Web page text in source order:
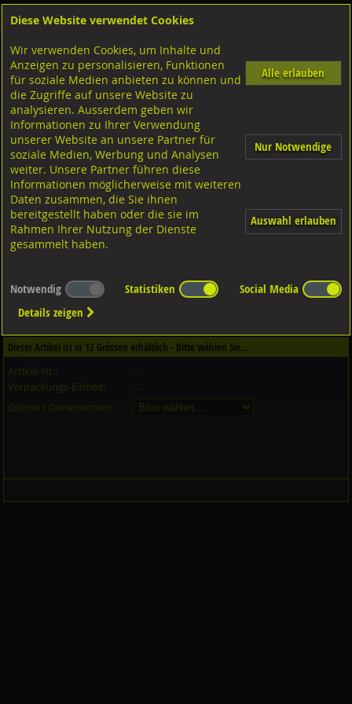
Shop Sicherungselemente
DUBO Schraubensicherungfür Sechskantschrauben,
Dieser Artikel ist in 2Qualitäten erhältlich - Bitte wählen Sie...
Qualität / Oberfläche
Dieser Artikel ist in 12 Grössen erhältlich - Bitte wählen Sie...
Artikel-Nr.:
...
Verpackungs-Einheit:
...
Grösse / Dimensionen:
Diese Website verwendet Cookies
Wir verwenden Cookies, um Inhalte und
Anzeigen zu personalisieren, Funktionen
für soziale Medien anbieten zu können und
die Zugriffe auf unsere Website zu
analysieren. Ausserdem geben wir
Informationen zu Ihrer Verwendung
unserer Website an unsere Partner für
soziale Medien, Werbung und Analysen
weiter. Unsere Partner führen diese
Informationen möglicherweise mit weiteren
Daten zusammen, die Sie ihnen
bereitgestellt haben oder die sie im
Rahmen Ihrer Nutzung der Dienste
gesammelt haben.
Alle erlauben
Nur Notwendige
Auswahl erlauben
Notwendig Statistiken
Social Media
Details zeigen